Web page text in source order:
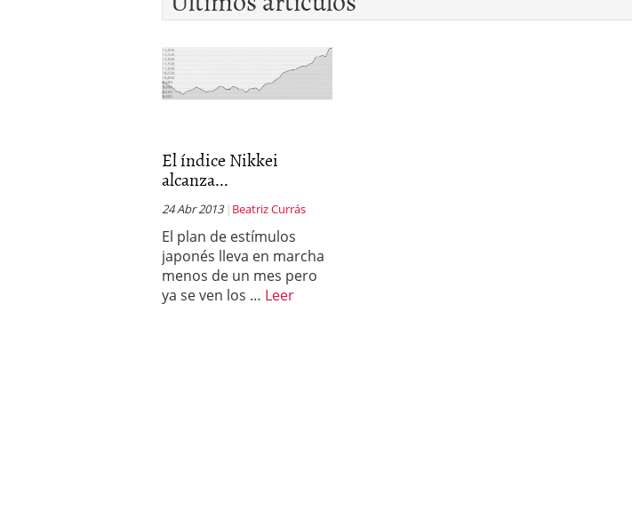
El índice Nikkei
alcanza...
24 Abr 2013 Beatriz Currás
El plan de estímulos
japonés lleva en marcha
menos de un mes pero
ya se ven los … Leer